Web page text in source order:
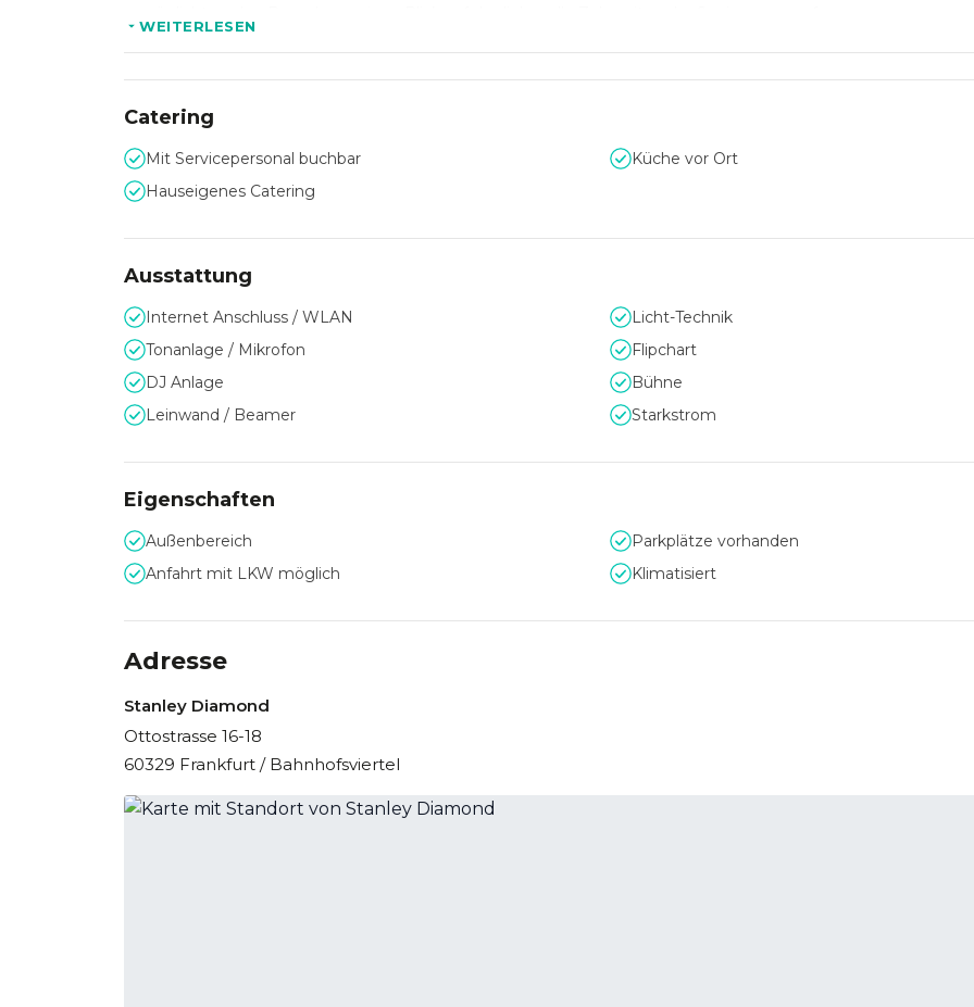
Schauen Sie sich auch gerne das zugehörigeMaxie Eisenan, in welchem Sie ebenfalls stilvolle Events
WEITERLESEN
Catering
Mit Servicepersonal buchbar
Küche vor Ort
Hauseigenes Catering
Ausstattung
Internet Anschluss / WLAN
Licht-Technik
Tonanlage / Mikrofon
Flipchart
DJ Anlage
Bühne
Leinwand / Beamer
Starkstrom
Eigenschaften
Außenbereich
Parkplätze vorhanden
Anfahrt mit LKW möglich
Klimatisiert
Adresse
Stanley Diamond
Ottostrasse 16-18
60329 Frankfurt / Bahnhofsviertel